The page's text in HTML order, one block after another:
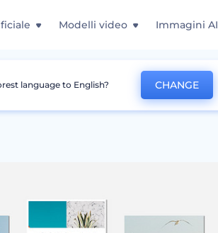
Modelli video Immagini AI
Kit Design Citazioni Estive
language to English? CHANGE